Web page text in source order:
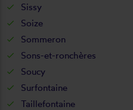
Sissy
Soize
Sommeron
Sons-et-ronchères
Soucy
Surfontaine
Taillefontaine